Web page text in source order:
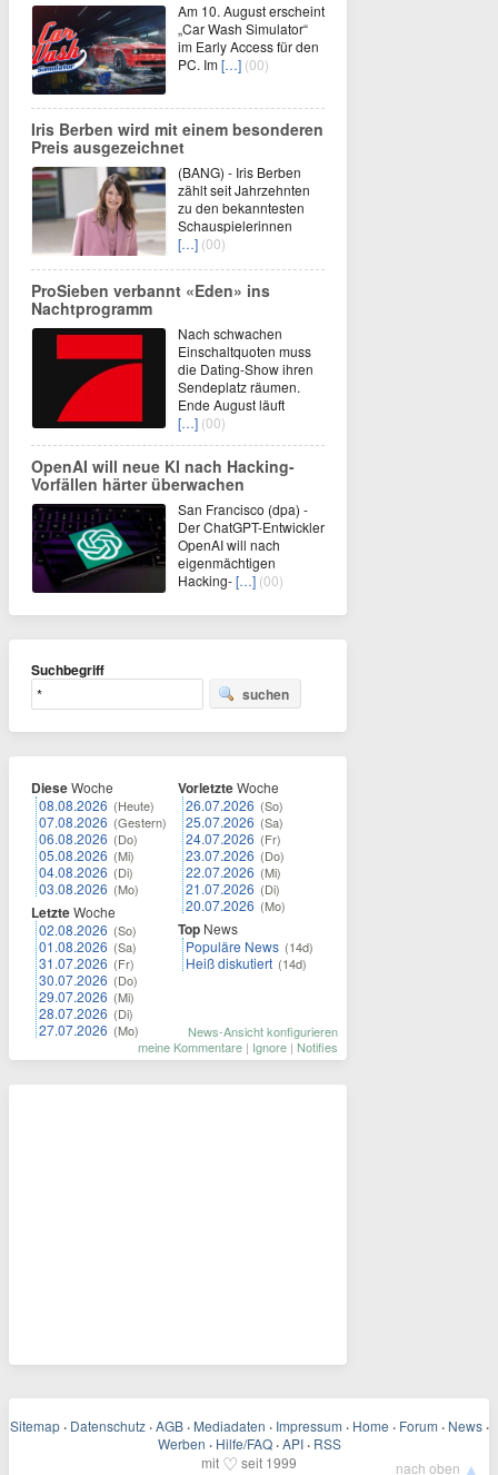
Am 10. August erscheint
„Car Wash Simulator“
im Early Access für den
PC. Im[…] (00)
Iris Berben wird mit einem besonderen
Preis ausgezeichnet
(BANG) - Iris Berben
zählt seit Jahrzehnten
zu den bekanntesten
Schauspielerinnen
[…] (00)
ProSieben verbannt «Eden» ins
Nachtprogramm
Nach schwachen
Einschaltquoten muss
die Dating-Show ihren
Sendeplatz räumen.
Ende August läuft
[…] (00)
OpenAI will neue KI nach Hacking-
Vorfällen härter überwachen
San Francisco (dpa) -
Der ChatGPT-Entwickler
OpenAI will nach
eigenmächtigen
Hacking-[…] (00)
Suchbegriff
suchen
DieseWoche
08.08.2026 (Heute)
07.08.2026 (Gestern)
06.08.2026 (Do)
05.08.2026 (Mi)
04.08.2026 (Di)
03.08.2026 (Mo)
LetzteWoche
02.08.2026 (So)
01.08.2026 (Sa)
31.07.2026 (Fr)
30.07.2026 (Do)
29.07.2026 (Mi)
28.07.2026 (Di)
27.07.2026 (Mo)
VorletzteWoche
26.07.2026 (So)
25.07.2026 (Sa)
24.07.2026 (Fr)
23.07.2026 (Do)
22.07.2026 (Mi)
21.07.2026 (Di)
20.07.2026 (Mo)
Top News
Populäre News (14d)
Heiß diskutiert (14d)
News-Ansicht konfigurieren
meine Kommentare | Ignore | Notifies
Sitemap · Datenschutz · AGB · Mediadaten · Impressum · Home · Forum · News ·
Werben · Hilfe/FAQ · API · RSS
mit ♡ seit 1999 nach oben ▲